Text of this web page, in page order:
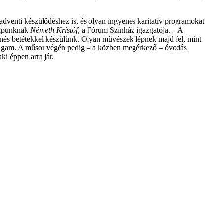
készülődéshez is, és olyan ingyenes karitatív programokat
Németh Kristóf, a Fórum Színház igazgatója. – A
betétekkel készülünk. Olyan művészek lépnek majd fel, mint
A műsor végén pedig – a közben megérkező – óvodás
éppen arra jár.